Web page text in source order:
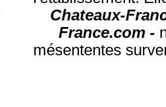
Chateaux-
France.com -
mésententes